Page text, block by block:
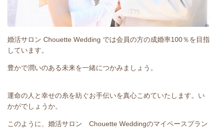
婚活サロン Chouette Wedding では会員の方の成婚率100％を目指
しています。
豊かで潤いのある未来を一緒につかみましょう。
運命の人と幸せの糸を紡ぐお手伝いを真心こめていたします。い
かがでしょうか。
このように、婚活サロン Chouette Weddingのマイペースプラン